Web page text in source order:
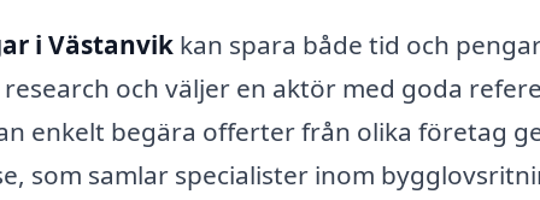
i Västanvik kan spara både tid och
och väljer en aktör med goda
enkelt begära offerter från olika företag
som samlar specialister inom